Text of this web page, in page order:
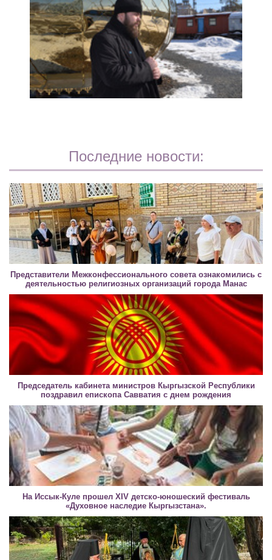
Последние новости:
Представители Межконфессионального совета ознакомились с
деятельностью религиозных организаций города Манас
Председатель кабинета министров Кыргызской Республики
поздравил епископа Савватия с днем рождения
На Иссык-Куле прошел XIV детско-юношеский фестиваль
«Духовное наследие Кыргызстана».